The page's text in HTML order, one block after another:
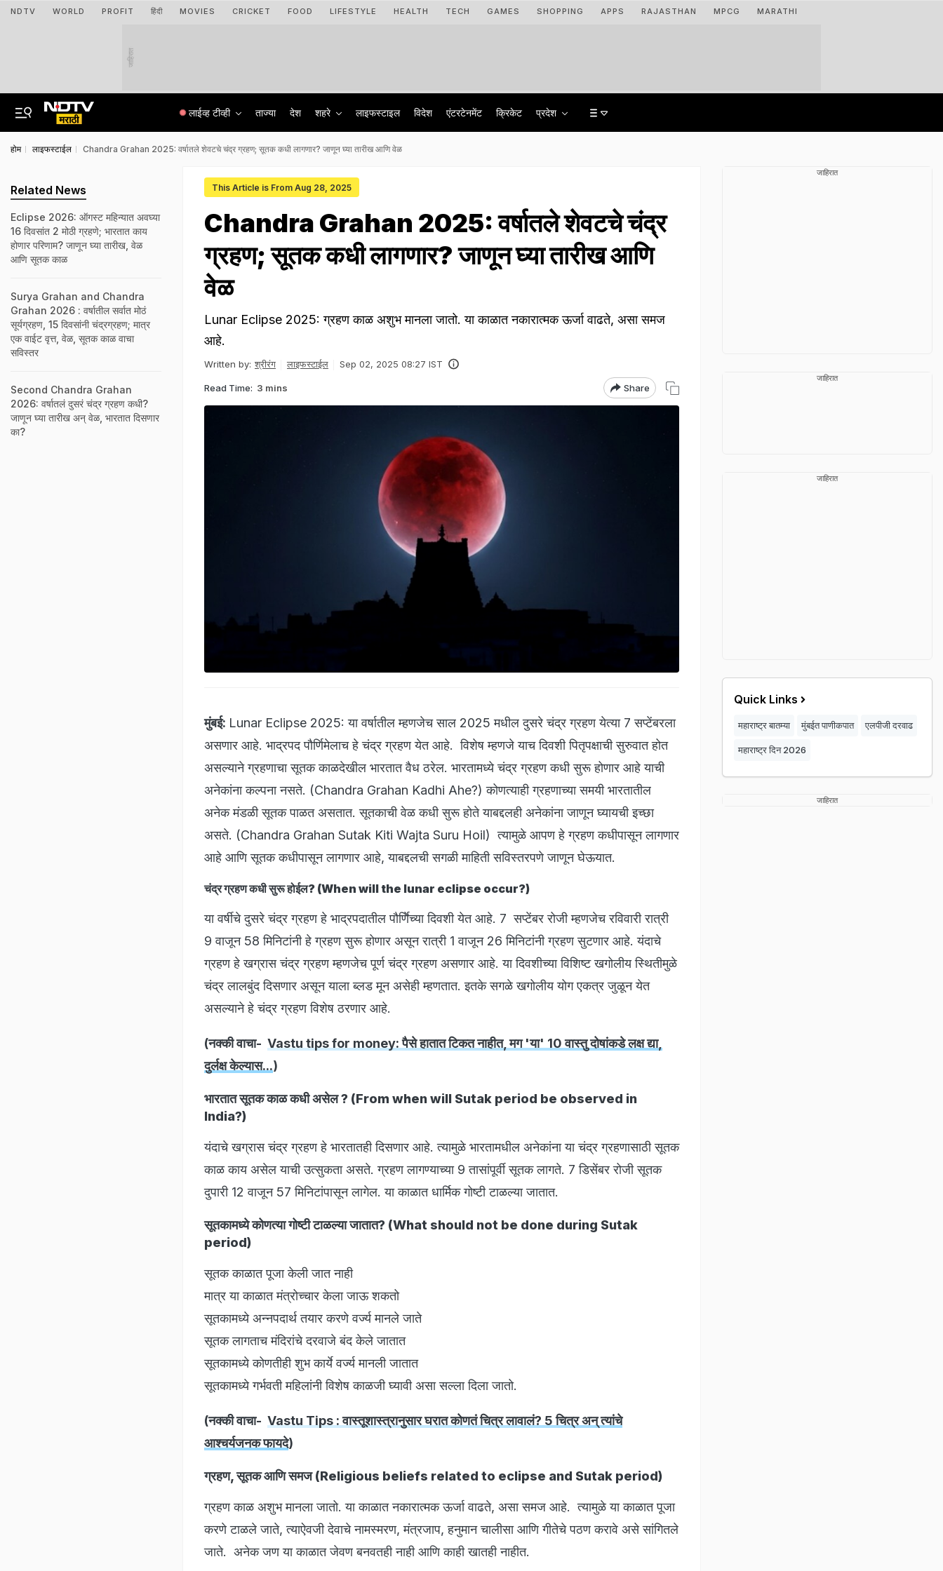
NDTV WORLD PROFIT हिंदी MOVIES CRICKET FOOD LIFESTYLE HEALTH TECH GAMES SHOPPING APPS RAJASTHAN MPCG MARATHI
जाहिरात
लाईव्ह टीव्ही ताज्या देश शहरे लाइफस्टाइल विदेश एंटरटेनमेंट क्रिकेट प्रदेश
होम लाइफस्टाईल Chandra Grahan 2025: वर्षातले शेवटचे चंद्र ग्रहण; सूतक कधी लागणार? जाणून घ्या तारीख आणि वेळ
This Article is From Aug 28, 2025
Chandra Grahan 2025: वर्षातले शेवटचे चंद्र
ग्रहण; सूतक कधी लागणार? जाणून घ्या तारीख आणि
वेळ
Lunar Eclipse 2025: ग्रहण काळ अशुभ मानला जातो. या काळात नकारात्मक ऊर्जा वाढते, असा समज
आहे.
Written by: श्रीरंग लाइफस्टाईल Sep 02, 2025 08:27 IST
Read Time: 3 mins Share
मुंबई: Lunar Eclipse 2025: या वर्षातील म्हणजेच साल 2025 मधील दुसरे चंद्र ग्रहण येत्या 7 सप्टेंबरला
असणार आहे. भाद्रपद पौर्णिमेलाच हे चंद्र ग्रहण येत आहे. विशेष म्हणजे याच दिवशी पितृपक्षाची सुरुवात होत
असल्याने ग्रहणाचा सूतक काळदेखील भारतात वैध ठरेल. भारतामध्ये चंद्र ग्रहण कधी सुरू होणार आहे याची
अनेकांना कल्पना नसते. (Chandra Grahan Kadhi Ahe?) कोणत्याही ग्रहणाच्या समयी भारतातील
अनेक मंडळी सूतक पाळत असतात. सूतकाची वेळ कधी सुरू होते याबद्दलही अनेकांना जाणून घ्यायची इच्छा
असते. (Chandra Grahan Sutak Kiti Wajta Suru Hoil) त्यामुळे आपण हे ग्रहण कधीपासून लागणार
आहे आणि सूतक कधीपासून लागणार आहे, याबद्दलची सगळी माहिती सविस्तरपणे जाणून घेऊयात.
चंद्र ग्रहण कधी सुरू होईल? (When will the lunar eclipse occur?)
या वर्षीचे दुसरे चंद्र ग्रहण हे भाद्रपदातील पौर्णिेच्या दिवशी येत आहे. 7 सप्टेंबर रोजी म्हणजेच रविवारी रात्री
9 वाजून 58 मिनिटांनी हे ग्रहण सुरू होणार असून रात्री 1 वाजून 26 मिनिटांनी ग्रहण सुटणार आहे. यंदाचे
ग्रहण हे खग्रास चंद्र ग्रहण म्हणजेच पूर्ण चंद्र ग्रहण असणार आहे. या दिवशीच्या विशिष्ट खगोलीय स्थितीमुळे
चंद्र लालबुंद दिसणार असून याला ब्लड मून असेही म्हणतात. इतके सगळे खगोलीय योग एकत्र जुळून येत
असल्याने हे चंद्र ग्रहण विशेष ठरणार आहे.
(नक्की वाचा- Vastu tips for money: पैसे हातात टिकत नाहीत, मग 'या' 10 वास्तु दोषांकडे लक्ष द्या,
दुर्लक्ष केल्यास...)
भारतात सूतक काळ कधी असेल ? (From when will Sutak period be observed in
India?)
यंदाचे खग्रास चंद्र ग्रहण हे भारतातही दिसणार आहे. त्यामुळे भारतामधील अनेकांना या चंद्र ग्रहणासाठी सूतक
काळ काय असेल याची उत्सुकता असते. ग्रहण लागण्याच्या 9 तासांपूर्वी सूतक लागते. 7 डिसेंबर रोजी सूतक
दुपारी 12 वाजून 57 मिनिटांपासून लागेल. या काळात धार्मिक गोष्टी टाळल्या जातात.
सूतकामध्ये कोणत्या गोष्टी टाळल्या जातात? (What should not be done during Sutak
period)
सूतक काळात पूजा केली जात नाही
मात्र या काळात मंत्रोच्चार केला जाऊ शकतो
सूतकामध्ये अन्नपदार्थ तयार करणे वर्ज्य मानले जाते
सूतक लागताच मंदिरांचे दरवाजे बंद केले जातात
सूतकामध्ये कोणतीही शुभ कार्ये वर्ज्य मानली जातात
सूतकामध्ये गर्भवती महिलांनी विशेष काळजी घ्यावी असा सल्ला दिला जातो.
(नक्की वाचा- Vastu Tips : वास्तूशास्त्रानुसार घरात कोणतं चित्र लावालं? 5 चित्र अन् त्यांचे
आश्चर्यजनक फायदे)
ग्रहण, सूतक आणि समज (Religious beliefs related to eclipse and Sutak period)
ग्रहण काळ अशुभ मानला जातो. या काळात नकारात्मक ऊर्जा वाढते, असा समज आहे. त्यामुळे या काळात पूजा
करणे टाळले जाते, त्याऐवजी देवाचे नामस्मरण, मंत्रजाप, हनुमान चालीसा आणि गीतेचे पठण करावे असे सांगितले
जाते. अनेक जण या काळात जेवण बनवतही नाही आणि काही खातही नाहीत.
Related News
Eclipse 2026: ऑगस्ट महिन्यात अवघ्या
16 दिवसांत 2 मोठी ग्रहणे; भारतात काय
होणार परिणाम? जाणून घ्या तारीख, वेळ
आणि सूतक काळ
Surya Grahan and Chandra
Grahan 2026 : वर्षातील सर्वात मोठं
सूर्यग्रहण, 15 दिवसांनी चंद्रग्रहण; मात्र
एक वाईट वृत्त, वेळ, सूतक काळ वाचा
सविस्तर
Second Chandra Grahan
2026: वर्षातलं दुसरं चंद्र ग्रहण कधी?
जाणून घ्या तारीख अन् वेळ, भारतात दिसणार
का?
जाहिरात
जाहिरात
जाहिरात
Quick Links
महाराष्ट्र बातम्या मुंबईत पाणीकपात एलपीजी दरवाढ
महाराष्ट्र दिन 2026
जाहिरात